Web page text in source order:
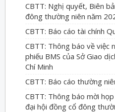
CBTT: Nghị quyết, Biên
đông thường niên năm
CBTT: Báo cáo tài chính
CBTT: Thông báo về việc
phiếu BMS của Sở Giao
Chí Minh
CBTT: Báo cáo thường
CBTT: Thông báo mời
đại hội đồng cổ đông